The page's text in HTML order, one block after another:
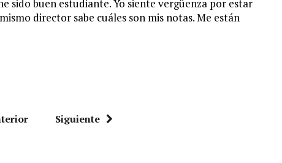
sido buen estudiante. Yo siente vergüenza por estar
director sabe cuáles son mis notas. Me están
Siguiente